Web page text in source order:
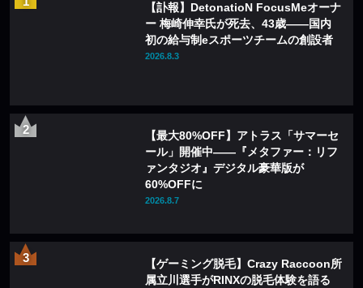
【訃報】DetonatioN FocusMeオーナ
ー 梅崎伸幸氏が死去、43歳——国内
初の給与制eスポーツチームの創設者
2026.8.3
【最大80%OFF】アトラス「サマーセ
ール」開催中——『メタファー：リフ
ァンタジオ』デジタル豪華版が
60%OFFに
2026.8.7
【ゲーミング脱毛】Crazy Raccoon所
属立川選手がRINXの脱毛体験を語る